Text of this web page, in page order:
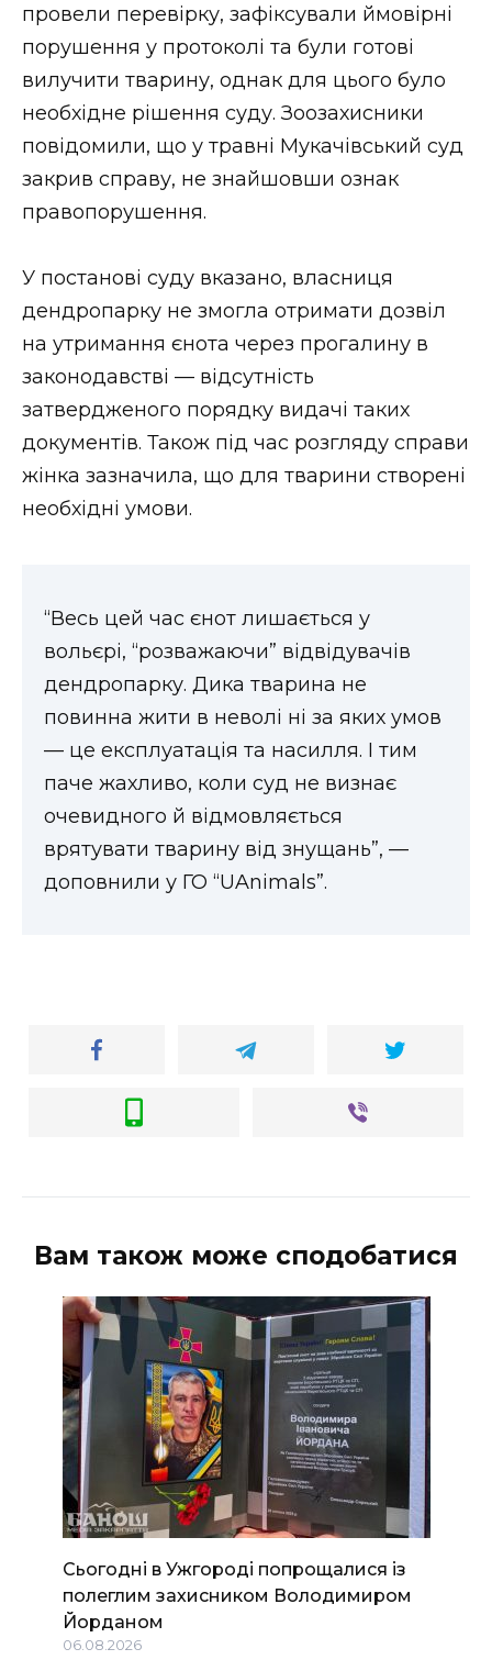
провели перевірку, зафіксували ймовірні
порушення у протоколі та були готові
вилучити тварину, однак для цього було
необхідне рішення суду. Зоозахисники
повідомили, що у травні Мукачівський суд
закрив справу, не знайшовши ознак
правопорушення.
У постанові суду вказано, власниця
дендропарку не змогла отримати дозвіл
на утримання єнота через прогалину в
законодавстві — відсутність
затвердженого порядку видачі таких
документів. Також під час розгляду справи
жінка зазначила, що для тварини створені
необхідні умови.
“Весь цей час єнот лишається у
вольєрі, “розважаючи” відвідувачів
дендропарку. Дика тварина не
повинна жити в неволі ні за яких умов
— це експлуатація та насилля. І тим
паче жахливо, коли суд не визнає
очевидного й відмовляється
врятувати тварину від знущань”, —
доповнили у ГО “UAnimals”.
Вам також може сподобатися
Сьогодні в Ужгороді попрощалися із
полеглим захисником Володимиром
Йорданом
06.08.2026